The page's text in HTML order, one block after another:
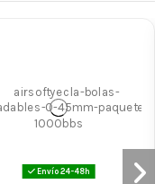
Envío 24-48h